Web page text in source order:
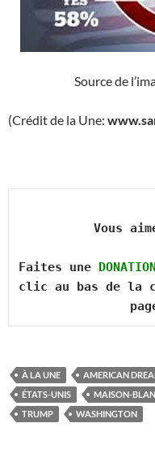
Source de
(Crédit de la Une:
Vous
Faites une
clic au bas de la
À LA UNE AMERICAN
ÉTATS-UNIS
MAISON-
TRUMP
WASHINGTON